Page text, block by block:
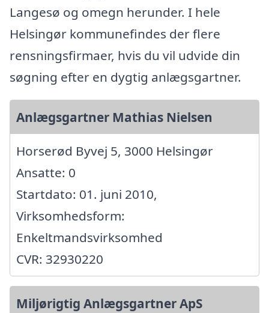
Langesø og omegn herunder. I hele
Helsingør kommunefindes der flere
rensningsfirmaer, hvis du vil udvide din
søgning efter en dygtig anlægsgartner.
Anlægsgartner Mathias Nielsen
Horserød Byvej 5, 3000 Helsingør
Ansatte: 0
Startdato: 01. juni 2010,
Virksomhedsform:
Enkeltmandsvirksomhed
CVR: 32930220
Miljørigtig Anlægsgartner ApS